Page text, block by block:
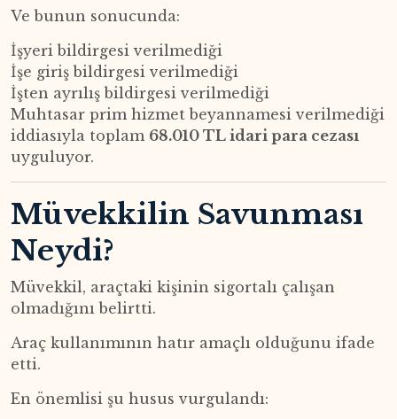
Ve bunun sonucunda:
İşyeri bildirgesi verilmediği
İşe giriş bildirgesi verilmediği
İşten ayrılış bildirgesi verilmediği
Muhtasar prim hizmet beyannamesi verilmediği
iddiasıyla toplam 68.010 TL idari para cezası
uyguluyor.
Müvekkilin Savunması
Neydi?
Müvekkil, araçtaki kişinin sigortalı çalışan
olmadığını belirtti.
Araç kullanımının hatır amaçlı olduğunu ifade
etti.
En önemlisi şu husus vurgulandı: